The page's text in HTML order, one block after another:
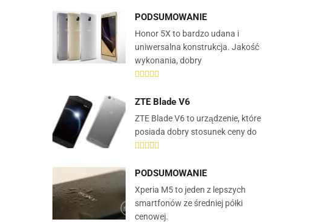
PODSUMOWANIE
Honor 5X to bardzo udana i
uniwersalna konstrukcja. Jakość
wykonania, dobry
ZTE Blade V6
ZTE Blade V6 to urządzenie, które
posiada dobry stosunek ceny do
PODSUMOWANIE
Xperia M5 to jeden z lepszych
smartfonów ze średniej półki
cenowej.